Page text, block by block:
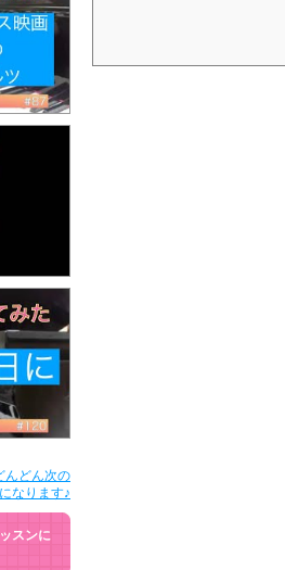
んどん次の
なります♪
スンに